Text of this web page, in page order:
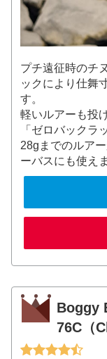
プチ遠征時のチ
ックにより仕舞
す。
軽いルアーも投
「ゼロバックラ
28gまでのルア
ーバスにも使え
Boggy
76C（